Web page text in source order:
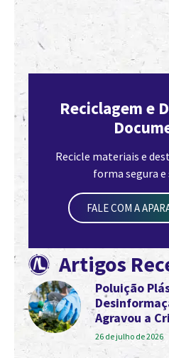
Reciclagem e
Recicle materiais e
forma segura
FALE COM A
Artigos
Poluição
Agravou a
26 de julho de 2026